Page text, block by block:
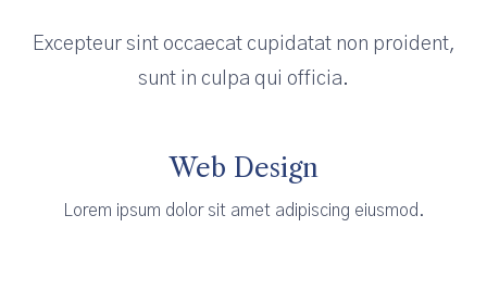
Excepteur sint occaecat cupidatat non proident,
sunt in culpa qui officia.
Web Design
Lorem ipsum dolor sit amet adipiscing eiusmod.